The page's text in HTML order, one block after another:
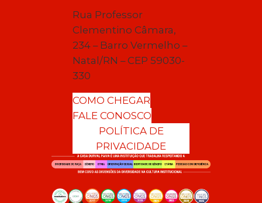
Rua Professor
Clementino Câmara,
234 – Barro Vermelho –
Natal/RN – CEP 59030-
330
COMO CHEGAR
FALE CONOSCO
POLÍTICA DE
PRIVACIDADE